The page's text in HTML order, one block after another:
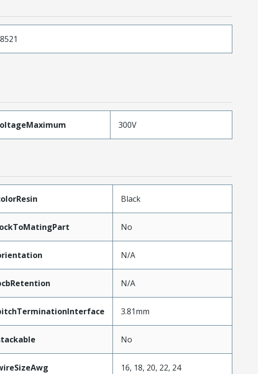
300V
Black
No
N/A
N/A
3.81mm
No
16, 18, 20, 22, 24